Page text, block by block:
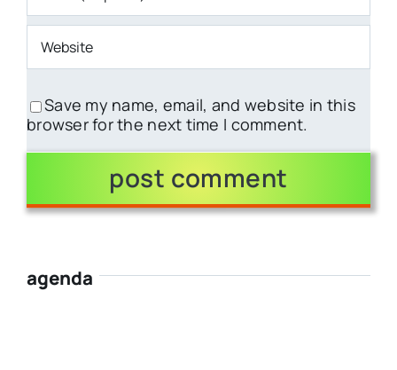
Save my name, email, and website in this
browser for the next time I comment.
agenda